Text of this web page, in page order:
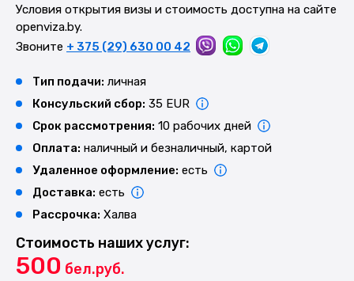
Условия открытия визы и стоимость доступна на сайте
openviza.by.
Звоните + 375 (29) 630 00 42
Тип подачи: личная
Консульский сбор: 35 EUR
Срок рассмотрения: 10 рабочих дней
Оплата: наличный и безналичный, картой
Удаленное оформление: есть
Доставка: есть
Рассрочка: Халва
Стоимость наших услуг:
500 бел.руб.